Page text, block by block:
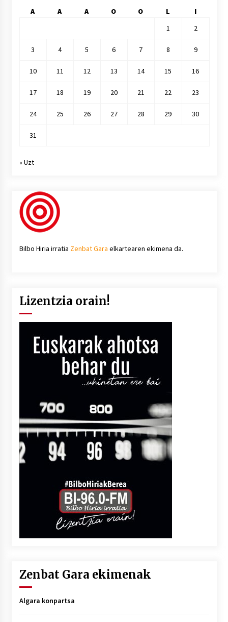
A A A O O L
I
1
2
3 4 5 6 7 8 9
10 11 12 13 14 15 16
17 18 19 20 21 22 23
24 25 26 27 28 29 30
31
« Uzt
Bilbo Hiria irratia Zenbat Gara elkartearen ekimena da.
Lizentzia orain!
Zenbat Gara ekimenak
Algara konpartsa